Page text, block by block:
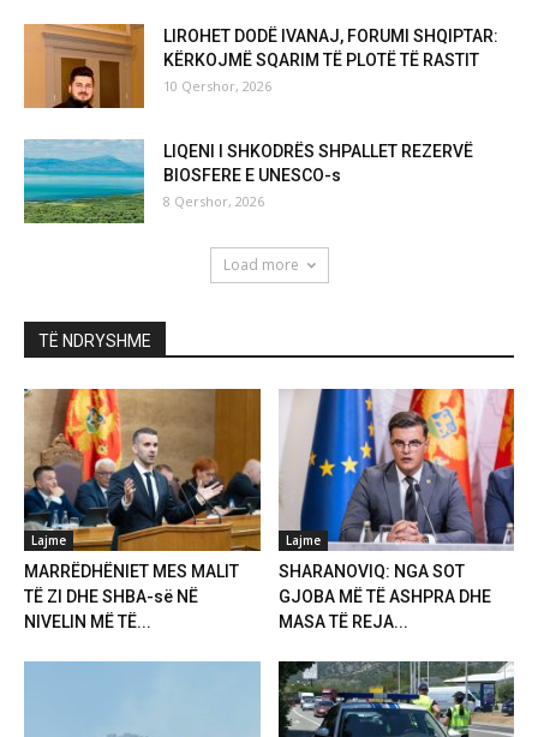
LIROHET DODË IVANAJ, FORUMI SHQIPTAR:
KËRKOJMË SQARIM TË PLOTË TË RASTIT
10 Qershor, 2026
LIQENI I SHKODRËS SHPALLET REZERVË
BIOSFERE E UNESCO-s
8 Qershor, 2026
Load more
TË NDRYSHME
Lajme
MARRËDHËNIET MES MALIT
TË ZI DHE SHBA-së NË
NIVELIN MË TË...
Lajme
SHARANOVIQ: NGA SOT
GJOBA MË TË ASHPRA DHE
MASA TË REJA...